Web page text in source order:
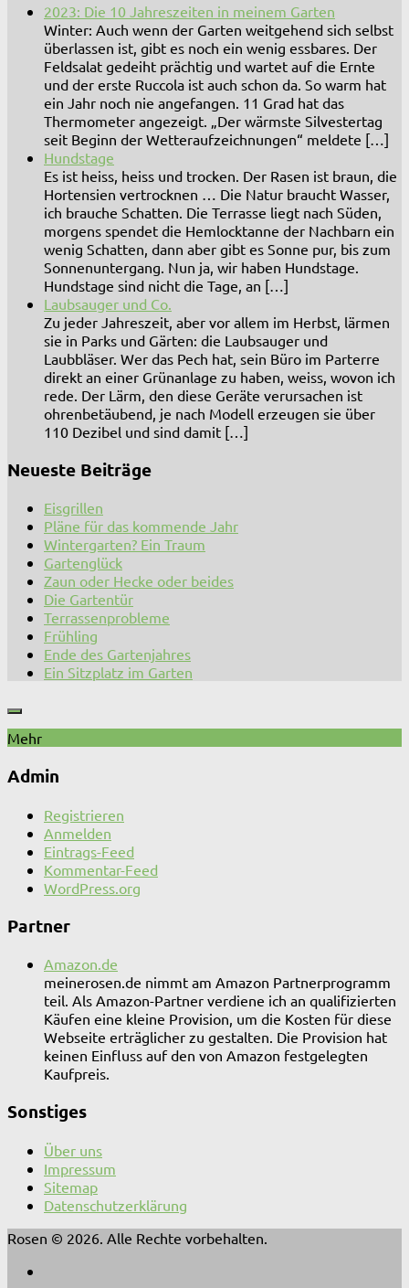
2023: Die 10 Jahreszeiten in meinem Garten
Winter: Auch wenn der Garten weitgehend sich selbst
überlassen ist, gibt es noch ein wenig essbares. Der
Feldsalat gedeiht prächtig und wartet auf die Ernte
und der erste Ruccola ist auch schon da. So warm hat
ein Jahr noch nie angefangen. 11 Grad hat das
Thermometer angezeigt. „Der wärmste Silvestertag
seit Beginn der Wetteraufzeichnungen“ meldete […]
Hundstage
Es ist heiss, heiss und trocken. Der Rasen ist braun, die
Hortensien vertrocknen … Die Natur braucht Wasser,
ich brauche Schatten. Die Terrasse liegt nach Süden,
morgens spendet die Hemlocktanne der Nachbarn ein
wenig Schatten, dann aber gibt es Sonne pur, bis zum
Sonnenuntergang. Nun ja, wir haben Hundstage.
Hundstage sind nicht die Tage, an […]
Laubsauger und Co.
Zu jeder Jahreszeit, aber vor allem im Herbst, lärmen
sie in Parks und Gärten: die Laubsauger und
Laubbläser. Wer das Pech hat, sein Büro im Parterre
direkt an einer Grünanlage zu haben, weiss, wovon ich
rede. Der Lärm, den diese Geräte verursachen ist
ohrenbetäubend, je nach Modell erzeugen sie über
110 Dezibel und sind damit […]
Neueste Beiträge
Eisgrillen
Pläne für das kommende Jahr
Wintergarten? Ein Traum
Gartenglück
Zaun oder Hecke oder beides
Die Gartentür
Terrassenprobleme
Frühling
Ende des Gartenjahres
Ein Sitzplatz im Garten
Mehr
Admin
Registrieren
Anmelden
Eintrags-Feed
Kommentar-Feed
WordPress.org
Partner
Amazon.de
meinerosen.de nimmt am Amazon Partnerprogramm
teil. Als Amazon-Partner verdiene ich an qualifizierten
Käufen eine kleine Provision, um die Kosten für diese
Webseite erträglicher zu gestalten. Die Provision hat
keinen Einfluss auf den von Amazon festgelegten
Kaufpreis.
Sonstiges
Über uns
Impressum
Sitemap
Datenschutzerklärung
Rosen © 2026. Alle Rechte vorbehalten.